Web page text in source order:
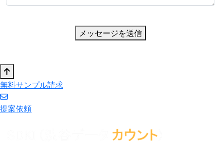
メッセージを送信
無料サンプル請求
提案依頼